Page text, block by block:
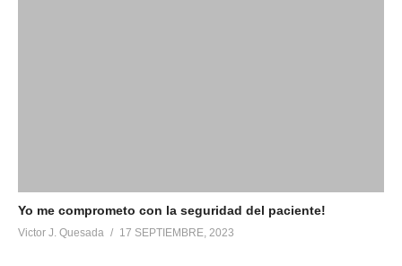
Yo me comprometo con la seguridad del paciente!
Victor J. Quesada 17 SEPTIEMBRE, 2023